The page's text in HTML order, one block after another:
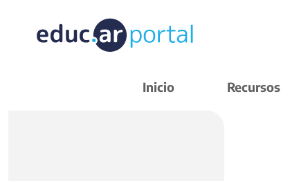
Inicio Recursos